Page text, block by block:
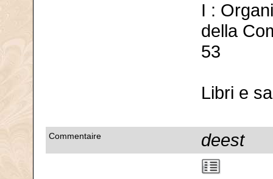
I :
della
53
Libri e
Commentaire deest